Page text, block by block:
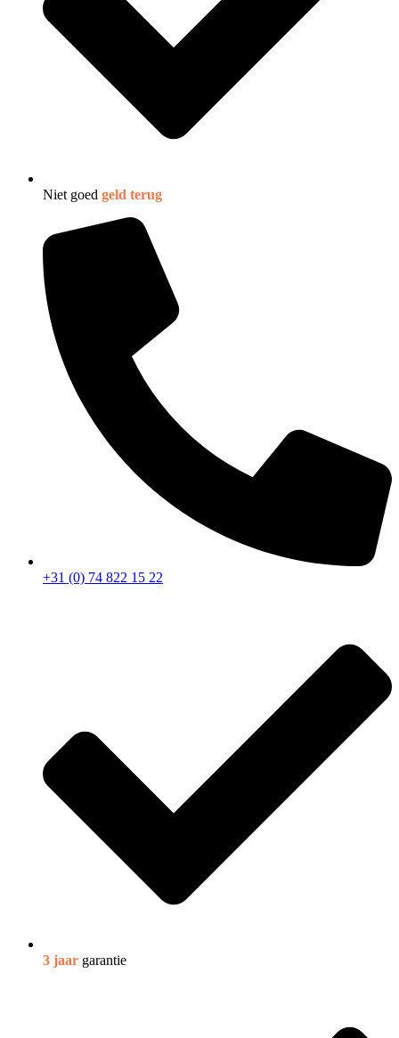
Niet goed geld terug
+31 (0) 74 822 15 22
3 jaar garantie